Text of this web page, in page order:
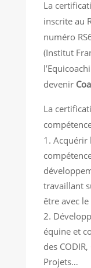
La
inscrite au
numéro
(Institut
devenir
La
Acquérir
travaillant
être avec
équine et
des
Projets…